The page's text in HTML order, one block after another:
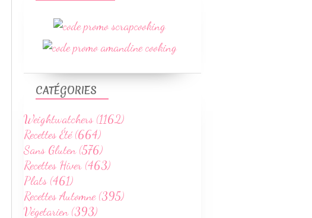
CATÉGORIES
Weightwatchers (1162)
Recettes Été (664)
Sans Gluten (576)
Recettes Hiver (463)
Plats (461)
Recettes Automne (395)
Végetarien (393)